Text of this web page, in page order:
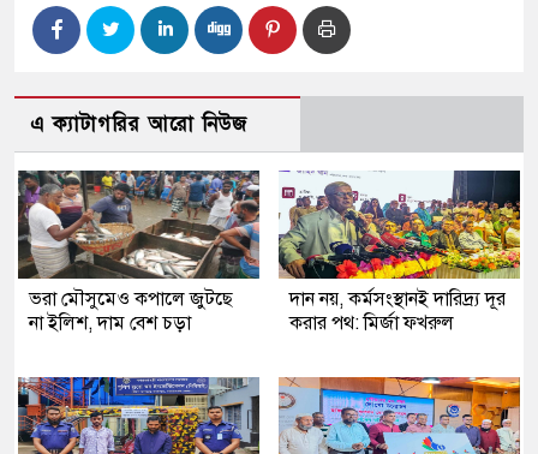
এ ক্যাটাগরির আরো নিউজ
ভরা মৌসুমেও কপালে জুটছে
না ইলিশ, দাম বেশ চড়া
দান নয়, কর্মসংস্থানই দারিদ্র্য দূর
করার পথ: মির্জা ফখরুল